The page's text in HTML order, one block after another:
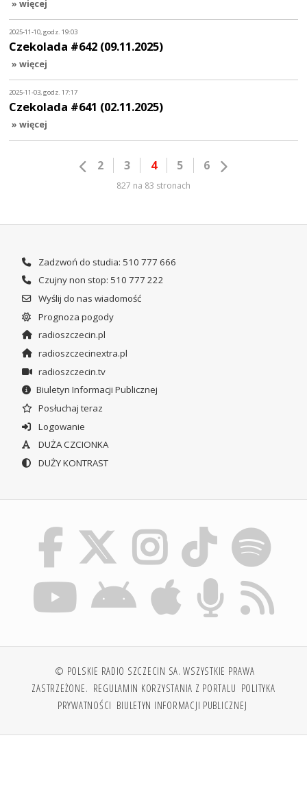
» więcej
2025-11-10, godz. 19:03
Czekolada #642 (09.11.2025)
» więcej
2025-11-03, godz. 17:17
Czekolada #641 (02.11.2025)
» więcej
2 3 4 5 6
827 na 83 stronach
Zadzwoń do studia: 510 777 666
Czujny non stop: 510 777 222
Wyślij do nas wiadomość
Prognoza pogody
radioszczecin.pl
radioszczecinextra.pl
radioszczecin.tv
Biuletyn Informacji Publicznej
Posłuchaj teraz
Logowanie
DUŻA CZCIONKA
DUŻY KONTRAST
© POLSKIE RADIO SZCZECIN SA. WSZYSTKIE PRAWA
ZASTRZEŻONE. REGULAMIN KORZYSTANIA Z PORTALU POLITYKA
PRYWATNOŚCI BIULETYN INFORMACJI PUBLICZNEJ